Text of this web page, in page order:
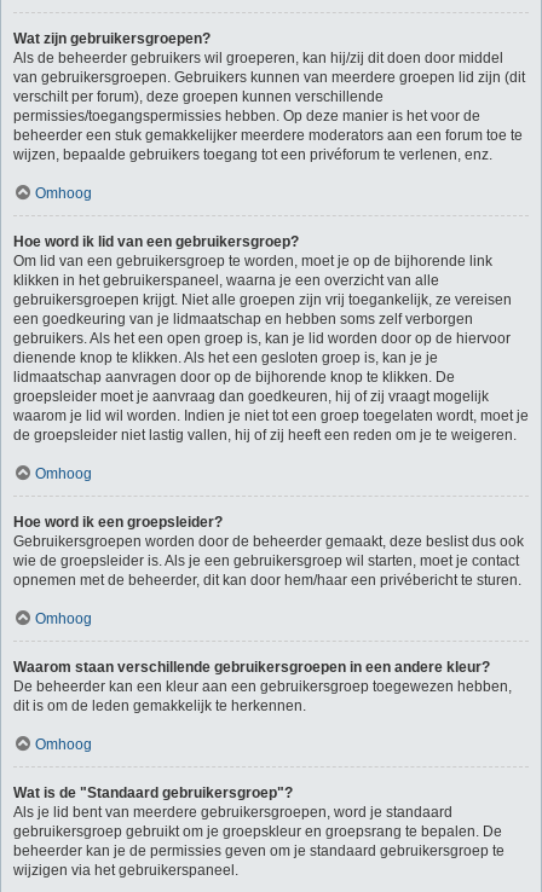
Wat zijn gebruikersgroepen?
Als de beheerder gebruikers wil groeperen, kan hij/zij dit doen door middel
van gebruikersgroepen. Gebruikers kunnen van meerdere groepen lid zijn (dit
verschilt per forum), deze groepen kunnen verschillende
permissies/toegangspermissies hebben. Op deze manier is het voor de
beheerder een stuk gemakkelijker meerdere moderators aan een forum toe te
wijzen, bepaalde gebruikers toegang tot een privéforum te verlenen, enz.
Omhoog
Hoe word ik lid van een gebruikersgroep?
Om lid van een gebruikersgroep te worden, moet je op de bijhorende link
klikken in het gebruikerspaneel, waarna je een overzicht van alle
gebruikersgroepen krijgt. Niet alle groepen zijn vrij toegankelijk, ze vereisen
een goedkeuring van je lidmaatschap en hebben soms zelf verborgen
gebruikers. Als het een open groep is, kan je lid worden door op de hiervoor
dienende knop te klikken. Als het een gesloten groep is, kan je je
lidmaatschap aanvragen door op de bijhorende knop te klikken. De
groepsleider moet je aanvraag dan goedkeuren, hij of zij vraagt mogelijk
waarom je lid wil worden. Indien je niet tot een groep toegelaten wordt, moet je
de groepsleider niet lastig vallen, hij of zij heeft een reden om je te weigeren.
Omhoog
Hoe word ik een groepsleider?
Gebruikersgroepen worden door de beheerder gemaakt, deze beslist dus ook
wie de groepsleider is. Als je een gebruikersgroep wil starten, moet je contact
opnemen met de beheerder, dit kan door hem/haar een privébericht te sturen.
Omhoog
Waarom staan verschillende gebruikersgroepen in een andere kleur?
De beheerder kan een kleur aan een gebruikersgroep toegewezen hebben,
dit is om de leden gemakkelijk te herkennen.
Omhoog
Wat is de "Standaard gebruikersgroep"?
Als je lid bent van meerdere gebruikersgroepen, word je standaard
gebruikersgroep gebruikt om je groepskleur en groepsrang te bepalen. De
beheerder kan je de permissies geven om je standaard gebruikersgroep te
wijzigen via het gebruikerspaneel.